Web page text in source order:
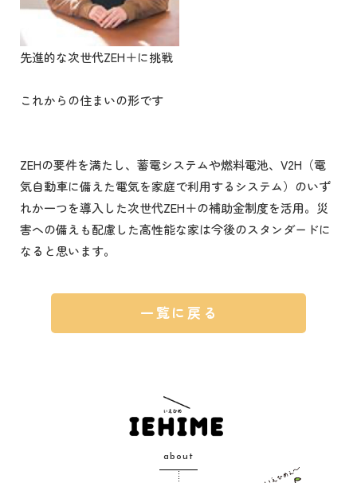
先進的な次世代ZEH＋に挑戦
これからの住まいの形です
ZEHの要件を満たし、蓄電システムや燃料電池、V2H（電
気自動車に備えた電気を家庭で利用するシステム）のいず
れか一つを導入した次世代ZEH＋の補助金制度を活用。災
害への備えも配慮した高性能な家は今後のスタンダードに
なると思います。
一覧に戻る
about